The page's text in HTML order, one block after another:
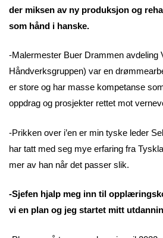
der miksen av ny produksjon og
som hånd i hanske.
-Malermester Buer Drammen avdeling
Håndverksgruppen) var en
er store og har masse kompetanse
oppdrag og prosjekter rettet mot
-Prikken over i’en er min tyske leder
har tatt med seg mye erfaring fra
mer av han når det passer slik.
-Sjefen hjalp meg inn til
vi en plan og jeg startet mitt